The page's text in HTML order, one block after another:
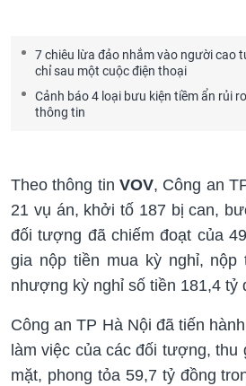
7 chiêu lừa đảo nhắm vào người cao
chỉ sau một cuộc điện thoại
Cảnh báo 4 loại bưu kiện tiềm ẩn rủi
thông tin
Theo thông tin VOV, Công an
21 vụ án, khởi tố 187 bị can,
đối tượng đã chiếm đoạt của
gia nộp tiền mua kỳ nghỉ, nộp
nhượng kỳ nghỉ số tiền 181,4 tỷ
Công an TP Hà Nội đã tiến
làm việc của các đối tượng, thu
mặt, phong tỏa 59,7 tỷ đồng